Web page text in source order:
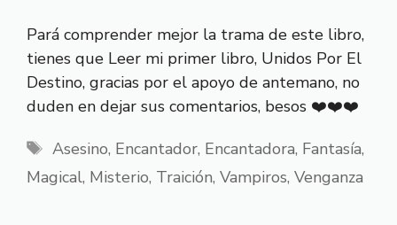
Pará comprender mejor la trama de este libro,
tienes que Leer mi primer libro, Unidos Por El
Destino, gracias por el apoyo de antemano, no
duden en dejar sus comentarios, besos ❤️❤️❤️
Etiquetas
Asesino, Encantador, Encantadora, Fantasía,
Magical, Misterio, Traición, Vampiros, Venganza